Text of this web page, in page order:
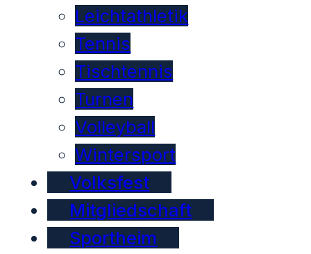
Leichtathletik
Tennis
Tischtennis
Turnen
Volleyball
Wintersport
Volksfest
Mitgliedschaft
Sportheim